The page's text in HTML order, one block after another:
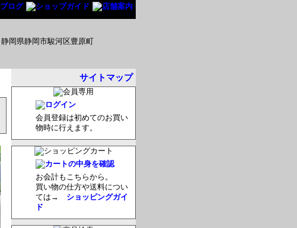
サイトマップ
会員登録は初めてのお買い
物時に行えます。
お会計もこちらから。
買い物の仕方や送料につい
ては→ ショッピングガイ
ド